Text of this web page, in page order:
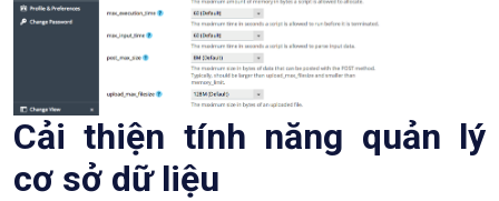
Cải thiện tính năng quản lý
cơ sở dữ liệu